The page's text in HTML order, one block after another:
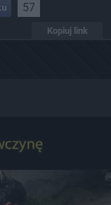
57
Kopiuj link